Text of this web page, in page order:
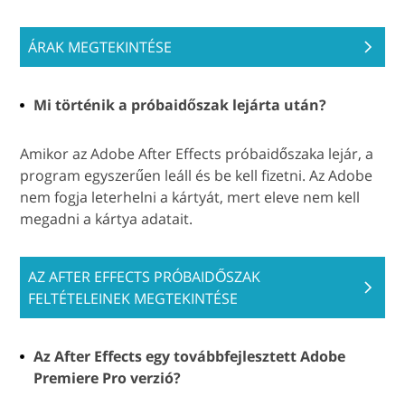
ÁRAK MEGTEKINTÉSE
Mi történik a próbaidőszak lejárta után?
Amikor az Adobe After Effects próbaidőszaka lejár, a
program egyszerűen leáll és be kell fizetni. Az Adobe
nem fogja leterhelni a kártyát, mert eleve nem kell
megadni a kártya adatait.
AZ AFTER EFFECTS PRÓBAIDŐSZAK
FELTÉTELEINEK MEGTEKINTÉSE
Az After Effects egy továbbfejlesztett Adobe
Premiere Pro verzió?